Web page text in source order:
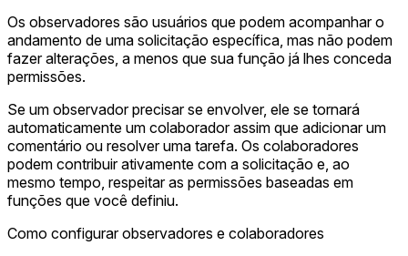
Os observadores são usuários que podem acompanhar o
andamento de uma solicitação específica, mas não podem
fazer alterações, a menos que sua função já lhes conceda
permissões.
Se um observador precisar se envolver, ele se tornará
automaticamente um colaborador assim que adicionar um
comentário ou resolver uma tarefa. Os colaboradores
podem contribuir ativamente com a solicitação e, ao
mesmo tempo, respeitar as permissões baseadas em
funções que você definiu.
Como configurar observadores e colaboradores